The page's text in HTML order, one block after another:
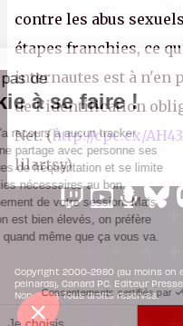
contre les abus
étapes franchies, ce
internautes est à n'en
de l’identification
Net. (http://cpc.cx/
lilartsy)
Copyright 2000-2980 (au moins on
peinards), Canard PC. Editeur Presse
Non-Stop. Tous droits réservés.
Il n'y a pas de
Cookie à se
Ce site n'a recours à aucun
externe, ne partage avec
statistiques de fréquentation
aux cookies nécessaires au bon
fonctionnement de votre
comme on est bien élevés, on
s'assurer quand même que ça
Consentements